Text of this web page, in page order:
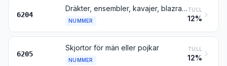
6204
Dräkter, ensembler, kavajer, blazrar, jackor, klänningar, kjolar, byxkjolar och byxor (andra än badkläder), för kvinnor eller flickor
NUMMER
TULL
12%
6205
Skjortor för män eller pojkar
NUMMER
TULL
12%